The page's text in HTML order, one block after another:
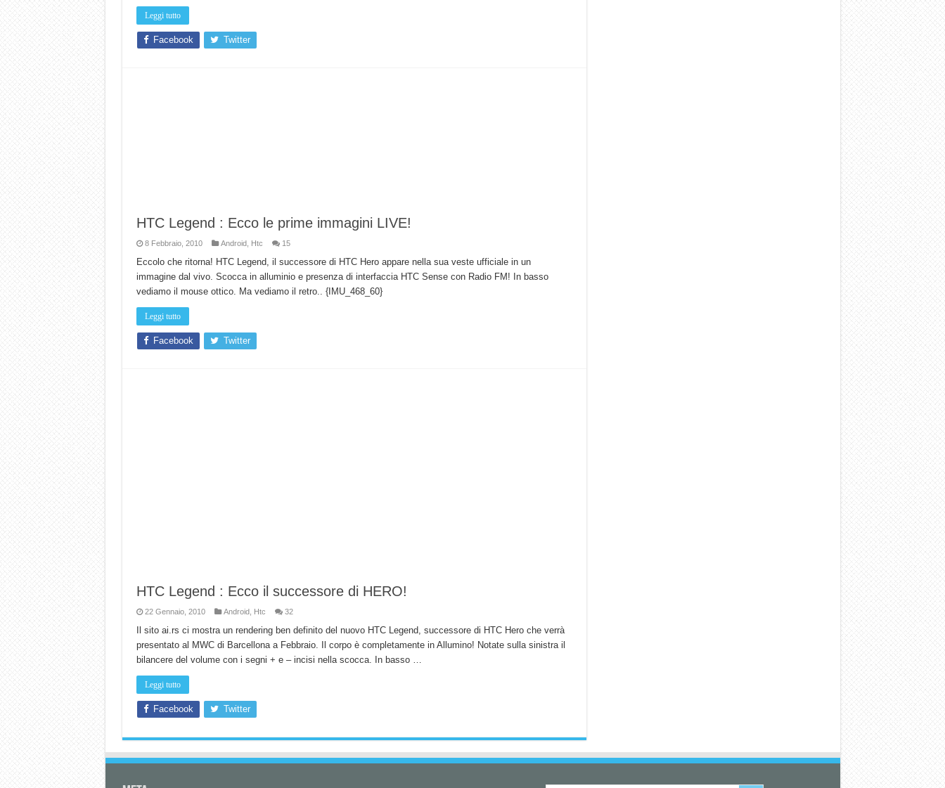
Leggi tutto
Facebook Twitter
HTC Legend : Ecco le prime immagini LIVE!
8 Febbraio, 2010 Android, Htc 15
Eccolo che ritorna! HTC Legend, il successore di HTC Hero appare nella sua veste ufficiale in un
immagine dal vivo. Scocca in alluminio e presenza di interfaccia HTC Sense con Radio FM! In basso
vediamo il mouse ottico. Ma vediamo il retro.. {IMU_468_60}
Leggi tutto
Facebook Twitter
HTC Legend : Ecco il successore di HERO!
22 Gennaio, 2010 Android, Htc 32
Il sito ai.rs ci mostra un rendering ben definito del nuovo HTC Legend, successore di HTC Hero che verrà
presentato al MWC di Barcellona a Febbraio. Il corpo è completamente in Allumino! Notate sulla sinistra il
bilancere del volume con i segni + e – incisi nella scocca. In basso …
Leggi tutto
Facebook Twitter